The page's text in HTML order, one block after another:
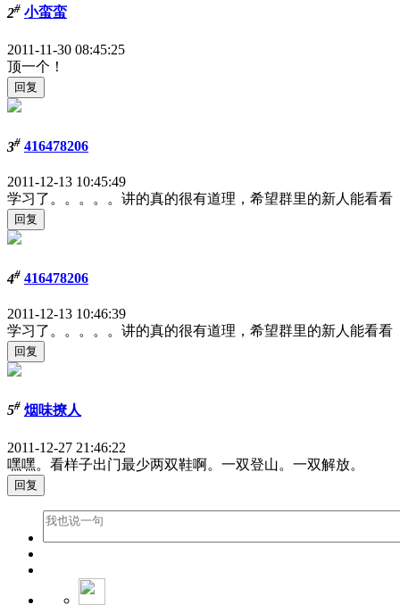
2# 小蛮蛮
2011-11-30 08:45:25
顶一个！
3# 416478206
2011-12-13 10:45:49
学习了。。。。。讲的真的很有道理，希望群里的新人能看看
4# 416478206
2011-12-13 10:46:39
学习了。。。。。讲的真的很有道理，希望群里的新人能看看
5# 烟味撩人
2011-12-27 21:46:22
嘿嘿。看样子出门最少两双鞋啊。一双登山。一双解放。